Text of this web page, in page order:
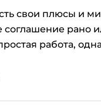
свои плюсы и
соглашение рано
работа,